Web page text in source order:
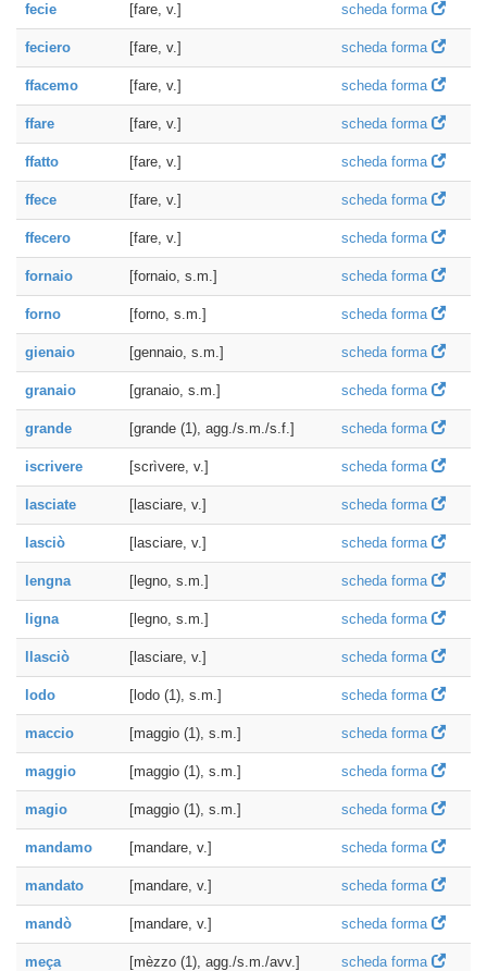
fecie [fare, v.] scheda forma
feciero [fare, v.] scheda forma
ffacemo [fare, v.] scheda forma
ffare [fare, v.] scheda forma
ffatto [fare, v.] scheda forma
ffece [fare, v.] scheda forma
ffecero [fare, v.] scheda forma
fornaio [fornaio, s.m.] scheda forma
forno [forno, s.m.] scheda forma
gienaio [gennaio, s.m.] scheda forma
granaio [granaio, s.m.] scheda forma
grande [grande (1), agg./s.m./s.f.] scheda forma
iscrivere [scrìvere, v.] scheda forma
lasciate [lasciare, v.] scheda forma
lasciò [lasciare, v.] scheda forma
lengna [legno, s.m.] scheda forma
ligna [legno, s.m.] scheda forma
llasciò [lasciare, v.] scheda forma
lodo [lodo (1), s.m.] scheda forma
maccio [maggio (1), s.m.] scheda forma
maggio [maggio (1), s.m.] scheda forma
magio [maggio (1), s.m.] scheda forma
mandamo [mandare, v.] scheda forma
mandato [mandare, v.] scheda forma
mandò [mandare, v.] scheda forma
meça [mèzzo (1), agg./s.m./avv.] scheda forma